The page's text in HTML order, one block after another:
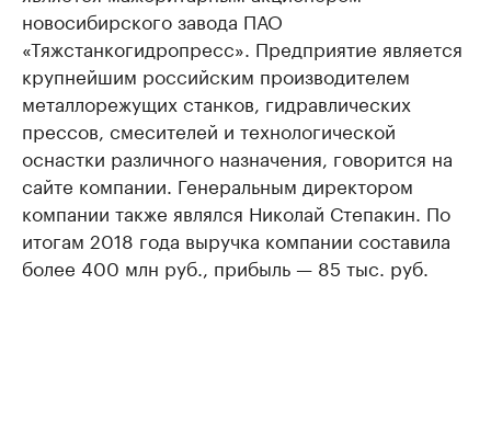
новосибирского завода ПАО
«Тяжстанкогидропресс». Предприятие является
крупнейшим российским производителем
металлорежущих станков, гидравлических
прессов, смесителей и технологической
оснастки различного назначения, говорится на
сайте компании. Генеральным директором
компании также являлся Николай Степакин. По
итогам 2018 года выручка компании составила
более 400 млн руб., прибыль — 85 тыс. руб.